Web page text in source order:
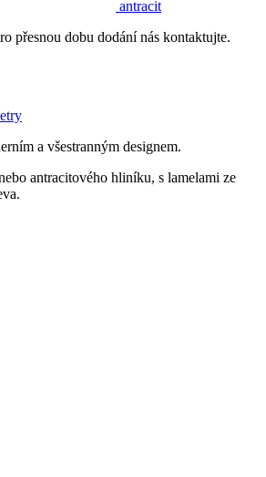
antracit
přesnou dobu dodání nás kontaktujte.
a všestranným designem.
antracitového hliníku, s lamelami ze